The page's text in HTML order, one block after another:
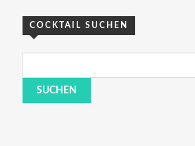
COCKTAIL SUCHEN